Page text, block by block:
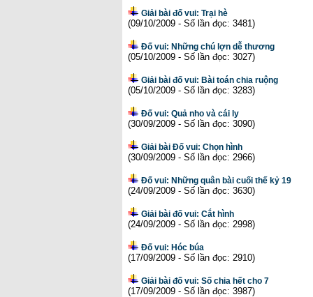
Giải bài đố vui: Trại hè
(09/10/2009 - Số lần đọc: 3481)
Đố vui: Những chú lợn dễ thương
(05/10/2009 - Số lần đọc: 3027)
Giải bài đố vui: Bài toán chia ruộng
(05/10/2009 - Số lần đọc: 3283)
Đố vui: Quả nho và cái ly
(30/09/2009 - Số lần đọc: 3090)
Giải bài Đố vui: Chọn hình
(30/09/2009 - Số lần đọc: 2966)
Đố vui: Những quân bài cuối thế kỷ 19
(24/09/2009 - Số lần đọc: 3630)
Giải bài đố vui: Cắt hình
(24/09/2009 - Số lần đọc: 2998)
Đố vui: Hóc búa
(17/09/2009 - Số lần đọc: 2910)
Giải bài đố vui: Số chia hết cho 7
(17/09/2009 - Số lần đọc: 3987)